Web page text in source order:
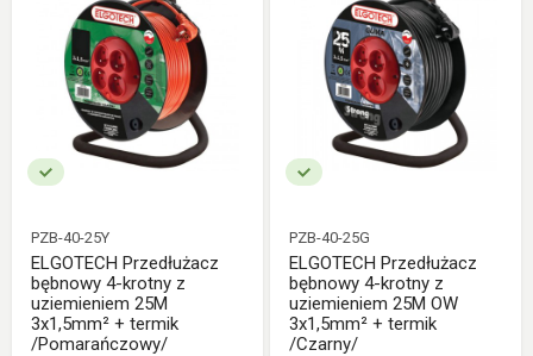
PZB-40-25Y
ELGOTECH Przedłużacz
bębnowy 4-krotny z
uziemieniem 25M
3x1,5mm² + termik
/Pomarańczowy/
PZB-40-25G
ELGOTECH Przedłużacz
bębnowy 4-krotny z
uziemieniem 25M OW
3x1,5mm² + termik
/Czarny/